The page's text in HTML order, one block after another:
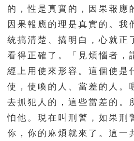
的，性是真實的，因果報應
因果報應的理是真實的。我
統搞清楚、搞明白，心就正
看得正確了。「見煩惱者，
經上用使來形容。這個使是
使，使喚的人、當差的人。
去抓犯人的，這些當差的。
怕他。現在叫刑警，如果刑
你，你的麻煩就來了。這一